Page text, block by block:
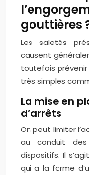
gouttières
Les saletés
causent
toutefois
très simples
La mise en
d’arrêts
On peut limiter
au conduit
dispositifs. Il
qui a la forme